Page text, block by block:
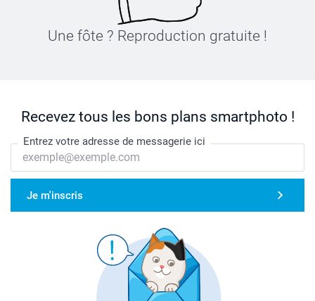
Une fôte ? Reproduction gratuite !
Recevez tous les bons plans smartphoto !
Entrez votre adresse de messagerie ici
Je m'inscris